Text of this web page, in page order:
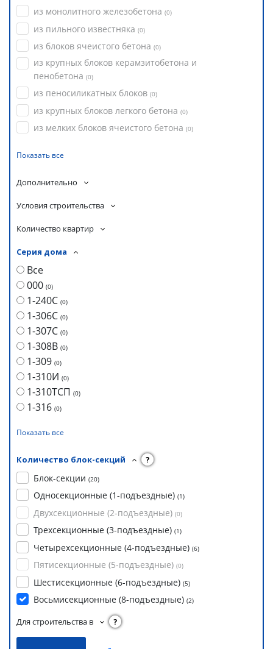
из монолитного железобетона (0)
из пильного известняка (0)
из блоков ячеистого бетона (0)
из крупных блоков керамзитобетона и
пенобетона (0)
из пеносиликатных блоков (0)
из крупных блоков легкого бетона (0)
из мелких блоков ячеистого бетона (0)
Показать все
Дополнительно
Условия строительства
Количество квартир
Серия дома
Все
000 (0)
1-240С (0)
1-306С (0)
1-307С (0)
1-308В (0)
1-309 (0)
1-310И (0)
1-310ТСП (0)
1-316 (0)
Показать все
Количество блок-секций ?
Блок-секции (20)
Односекционные (1-подъездные) (1)
Двухсекционные (2-подъездные) (0)
Трехсекционные (3-подъездные) (1)
Четырехсекционные (4-подъездные) (6)
Пятисекционные (5-подъездные) (0)
Шестисекционные (6-подъездные) (5)
Восьмисекционные (8-подъездные) (2)
Для строительства в ?